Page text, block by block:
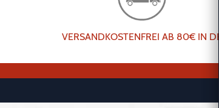
VERSANDKOSTENFREI AB 80€ IN DE